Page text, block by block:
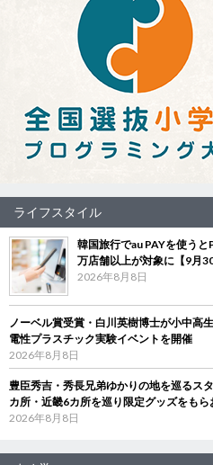
ライフスタイル
韓国旅行でau PAYを使う
万店舗以上が対象に【9月30
2026年8月8日
ノーベル賞受賞・白川英樹博士が小中
電性プラスチック実験イベントを開催
2026年8月8日
豊臣秀吉・秀長兄弟ゆかりの地を巡る
カ所・近畿6カ所を巡り限定グッズをもら
2026年8月8日